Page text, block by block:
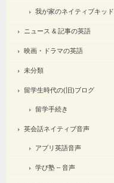
我が家のネイティブキッド
ニュース & 記事の英語
映画・ドラマの英語
未分類
留学生時代の(旧)ブログ
留学手続き
英会話ネイティブ音声
アプリ英語音声
学び塾 – 音声